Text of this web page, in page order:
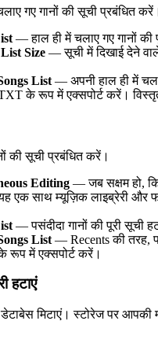
गए गानों की सूची प्रबंधित करें।
— हाल ही में चलाए गए गानों की
Size — सूची में दिखाई देने
List — अपनी हाल ही में
के रूप में एक्सपोर्ट करें।
की सूची प्रबंधित करें।
Editing — जब सक्षम हो,
एक साथ म्यूज़िक लाइब्रेरी और
— पसंदीदा गानों की पूरी सूची
List — Recents की तरह,
रूप में एक्सपोर्ट करें।
हटाएं
डेटाबेस मिटाएं। स्टोरेज पर